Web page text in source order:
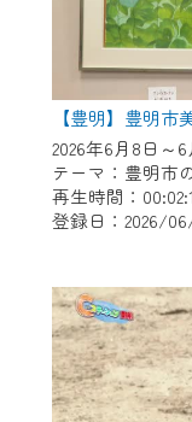
【豊明】豊明市
2026年6月8日～
テーマ：豊明市
再生時間：
登録日：2026/